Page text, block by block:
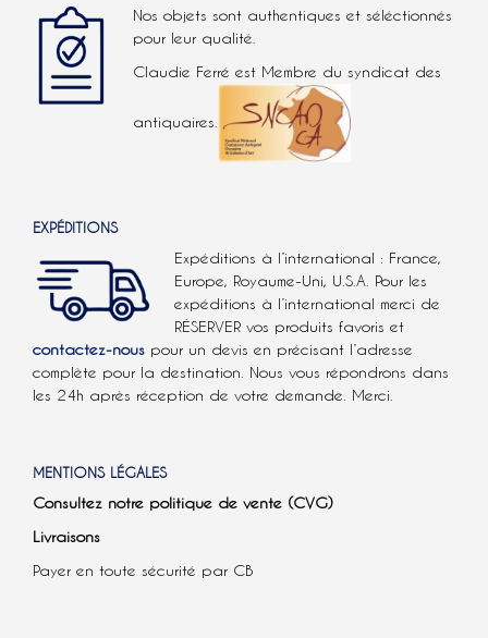
Nos objets sont authentiques et séléctionnés
pour leur qualité.
Claudie Ferré est Membre du syndicat des
antiquaires.
EXPÉDITIONS
Expéditions à l’international : France,
Europe, Royaume-Uni, U.S.A. Pour les
expéditions à l’international merci de
RÉSERVER vos produits favoris et
contactez-nous pour un devis en précisant l’adresse
complète pour la destination. Nous vous répondrons dans
les 24h après réception de votre demande. Merci.
MENTIONS LÉGALES
Consultez notre politique de vente (CVG)
Livraisons
Payer en toute sécurité par CB